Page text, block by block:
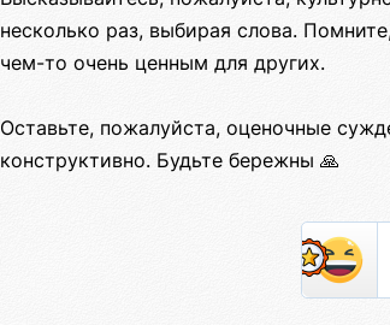
несколько раз, выбирая слова.
чем-то очень ценным для других.
Оставьте, пожалуйста, оценочные
конструктивно. Будьте бережны 🙏